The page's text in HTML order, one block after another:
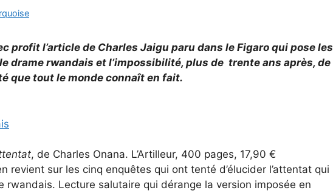
profit l’article de Charles Jaigu paru dans le Figaro qui pose les
drame rwandais et l’impossibilité, plus de trente ans après, de
que tout le monde connaît en fait.
, de Charles Onana. L’Artilleur, 400 pages, 17,90 €
revient sur les cinq enquêtes qui ont tenté d’élucider l’attentat qui
rwandais. Lecture salutaire qui dérange la version imposée en